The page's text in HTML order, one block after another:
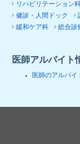
リハビリテーション
健診・人間ドック
緩和ケア科
総合診
医師アルバイト
医師のアルバイ